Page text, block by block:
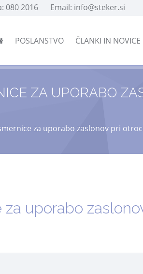
080 2016 Email: info@steker.si
POSLANSTVO ČLANKI IN NOVICE
ZA UPORABO
za uporabo zaslonov pri
uporabo